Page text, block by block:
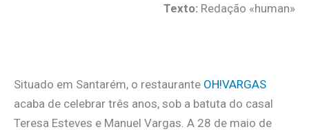
Texto: Redação «human»
Situado em Santarém, o restaurante OH!VARGAS
acaba de celebrar três anos, sob a batuta do casal
Teresa Esteves e Manuel Vargas. A 28 de maio de